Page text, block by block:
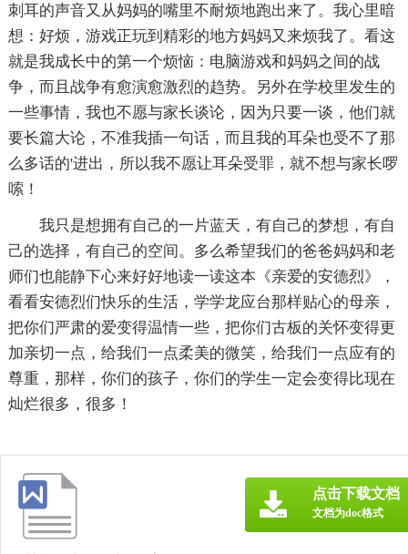
刺耳的声音又从妈妈的嘴里不耐烦地跑出来了。我心里暗
想：好烦，游戏正玩到精彩的地方妈妈又来烦我了。看这
就是我成长中的第一个烦恼：电脑游戏和妈妈之间的战
争，而且战争有愈演愈激烈的趋势。另外在学校里发生的
一些事情，我也不愿与家长谈论，因为只要一谈，他们就
要长篇大论，不准我插一句话，而且我的耳朵也受不了那
么多话的'进出，所以我不愿让耳朵受罪，就不想与家长啰
嗦！
我只是想拥有自己的一片蓝天，有自己的梦想，有自
己的选择，有自己的空间。多么希望我们的爸爸妈妈和老
师们也能静下心来好好地读一读这本《亲爱的安德烈》，
看看安德烈们快乐的生活，学学龙应台那样贴心的母亲，
把你们严肃的爱变得温情一些，把你们古板的关怀变得更
加亲切一点，给我们一点柔美的微笑，给我们一点应有的
尊重，那样，你们的孩子，你们的学生一定会变得比现在
灿烂很多，很多！
点击下载文档
文档为doc格式